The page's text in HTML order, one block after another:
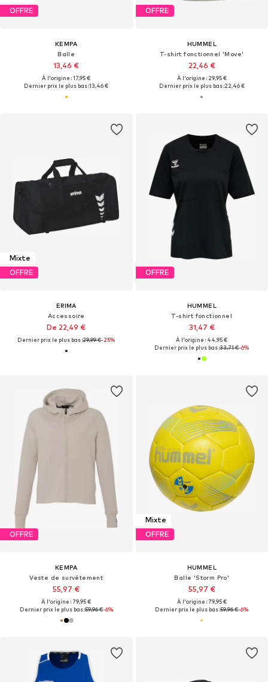
OFFRE
KEMPA
Balle
13,46 €
À l'origine : 17,95 €
Dernier prix le plus bas :13,46 €
OFFRE
HUMMEL
T-shirt fonctionnel 'Move'
22,46 €
À l'origine : 29,95 €
Dernier prix le plus bas :22,46 €
Mixte
OFFRE
ERIMA
Accessoire
De 22,49 €
Dernier prix le plus bas :29,99 €-25%
OFFRE
HUMMEL
T-shirt fonctionnel
31,47 €
À l'origine : 44,95 €
Dernier prix le plus bas :33,71 €-6%
OFFRE
KEMPA
Veste de survêtement
55,97 €
À l'origine : 79,95 €
Dernier prix le plus bas :59,96 €-6%
Mixte
OFFRE
HUMMEL
Balle 'Storm Pro'
55,97 €
À l'origine : 79,95 €
Dernier prix le plus bas :59,96 €-6%